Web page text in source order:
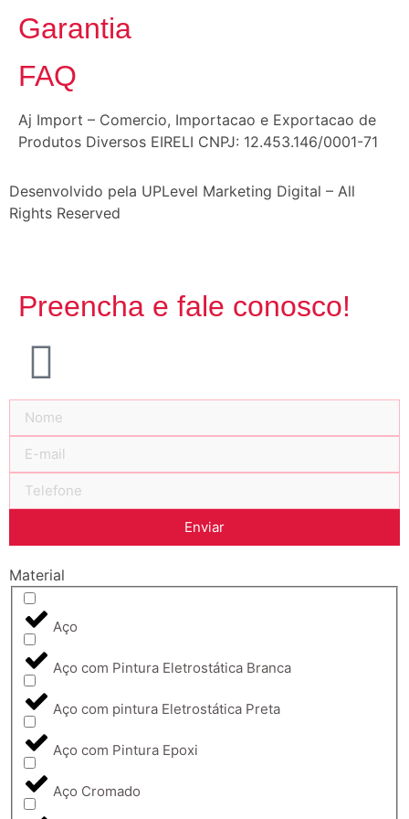
Garantia
FAQ
Aj Import – Comercio, Importacao e Exportacao de
Produtos Diversos EIRELI CNPJ: 12.453.146/0001-71
Desenvolvido pela UPLevel Marketing Digital – All
Rights Reserved
Preencha e fale conosco!
Enviar
Material
Aço
Aço com Pintura Eletrostática Branca
Aço com pintura Eletrostática Preta
Aço com Pintura Epoxi
Aço Cromado